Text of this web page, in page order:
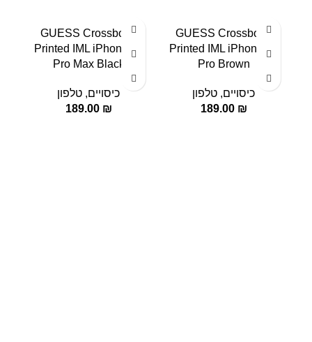
GUESS Crossbody
Printed IML iPhone 15
Pro Brown
כיסויים, טלפון
189.00 ₪
GUESS Crossbody
Printed IML iPhone 15
Pro Max Black
כיסויים, טלפון
189.00 ₪